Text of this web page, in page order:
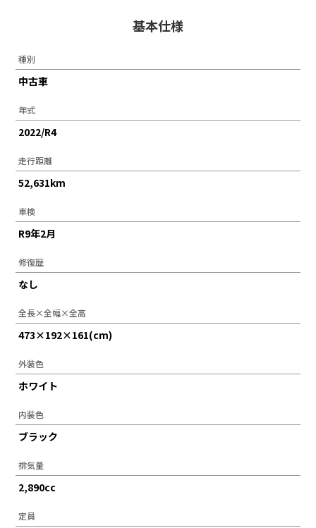
基本仕様
種別
中古車
年式
2022/R4
走行距離
52,631km
車検
R9年2月
修復歴
なし
全長×全幅×全高
473×192×161(cm)
外装色
ホワイト
内装色
ブラック
排気量
2,890cc
定員